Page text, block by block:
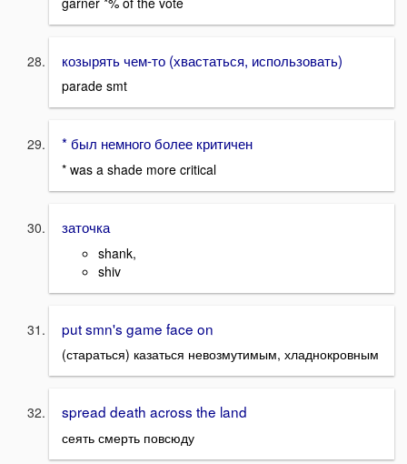
козырять чем-то (хвастаться, использовать)
parade smt
* был немного более критичен
* was a shade more critical
заточка
shank,
shiv
put smn's game face on
(стараться) казаться невозмутимым, хладнокровным
spread death across the land
сеять смерть повсюду